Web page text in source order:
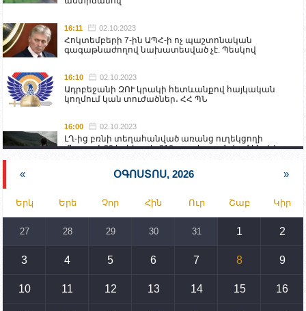
16:11 02.10.2023
Հոկտեմբերի 7-ին ԱՊՀ-ի ոչ պաշտոնական
գագաթնաժողով նախատեսված չէ. Պեսկով
16:10 02.10.2023
Ադրբեջանի ԶՈՒ կրակի հետևանքով հայկական
կողմում կան տուժածներ․ ՀՀ ՊՆ
16:00 02.10.2023
ԼՂ-ից բռնի տեղահանված առանց ուղեկցողի
մնացած 20 երեխա և 216 տարեց գտնվում են ՀՀ
նախարարության հոգածության ներքո
Իրանը կողմ է տարածաշրջանի համար շահավետ
տրանսպորտային հաղորդակցությունների
զարգացմանը, սակայն ոչ՝ միջազգային
սահմանների փոփոխությանը
15:10 02.10.2023
սպառնալիքները կասեցնելու համար. իսպանացի
պատգամավորը Գորիսում է
« ՕԳՈՍՏՈՍ, 2026 »
Երկ Երե Չոր Հին Ուր Շաբ Կիր
27 28 29 30 31 1 2
3 4 5 6 7 8 9
10 11 12 13 14 15 16